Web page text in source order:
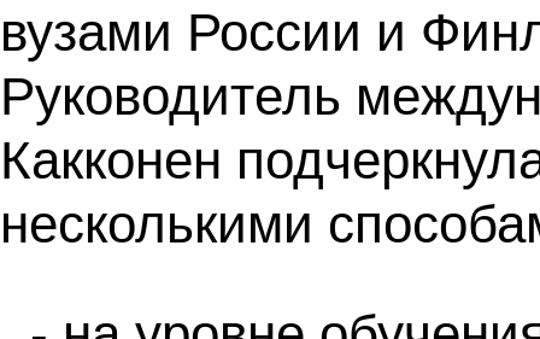
вузами России и
Руководитель
Какконен
несколькими